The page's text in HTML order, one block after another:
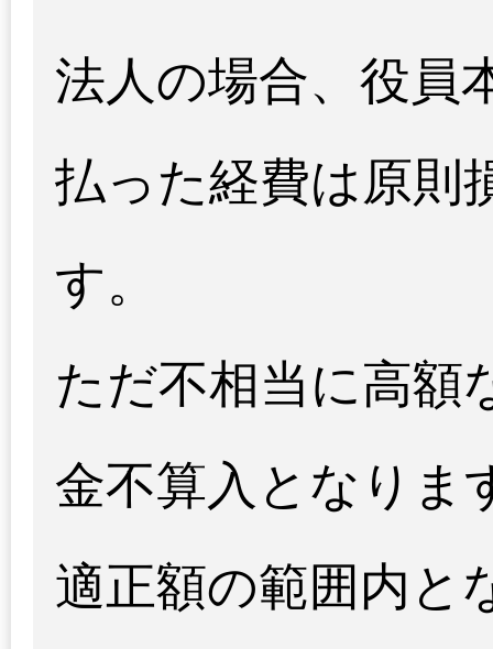
法人の場合、役員
払った経費は原則
す。
ただ不相当に高額
金不算入となりま
適正額の範囲内と